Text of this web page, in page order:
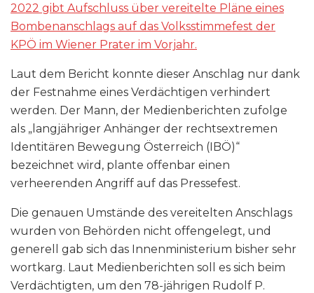
2022 gibt Aufschluss über vereitelte Pläne eines
Bombenanschlags auf das Volksstimmefest der
KPÖ im Wiener Prater im Vorjahr.
Laut dem Bericht konnte dieser Anschlag nur dank
der Festnahme eines Verdächtigen verhindert
werden. Der Mann, der Medienberichten zufolge
als „langjähriger Anhänger der rechtsextremen
Identitären Bewegung Österreich (IBÖ)“
bezeichnet wird, plante offenbar einen
verheerenden Angriff auf das Pressefest.
Die genauen Umstände des vereitelten Anschlags
wurden von Behörden nicht offengelegt, und
generell gab sich das Innenministerium bisher sehr
wortkarg. Laut Medienberichten soll es sich beim
Verdächtigten, um den 78-jährigen Rudolf P.